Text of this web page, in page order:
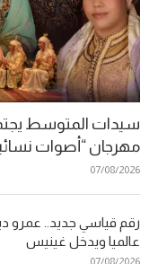
سيدات المتوسط
مهرجان “أصوات
07/08/2026
رقم قياسي جديد.. عمرو
عالميا ويدخل غينيس
07/08/2026